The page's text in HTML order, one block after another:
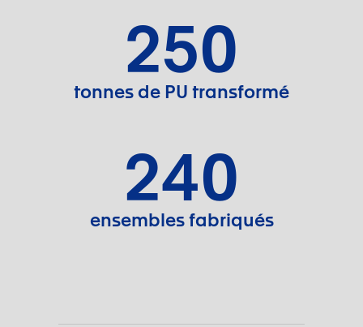
250
tonnes de PU transformé
240
ensembles fabriqués